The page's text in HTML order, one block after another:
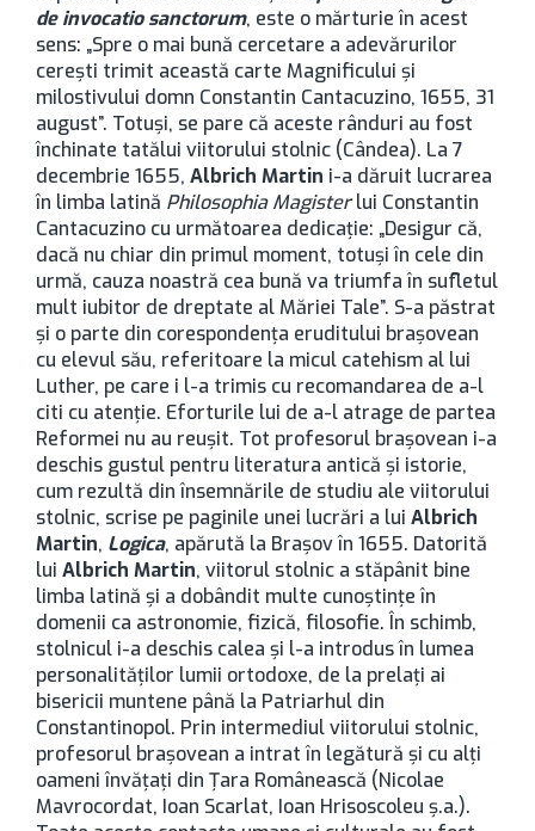
de invocatio sanctorum, este o mărturie în acest
sens: „Spre o mai bună cercetare a adevărurilor
cereşti trimit această carte Magnificului şi
milostivului domn Constantin Cantacuzino, 1655, 31
august”. Totuşi, se pare că aceste rânduri au fost
închinate tatălui viitorului stolnic (Cândea). La 7
decembrie 1655, Albrich Martin i-a dăruit lucrarea
în limba latină Philosophia Magisterlui Constantin
Cantacuzino cu următoarea dedicaţie: „Desigur că,
dacă nu chiar din primul moment, totuşi în cele din
urmă, cauza noastră cea bună va triumfa în sufletul
mult iubitor de dreptate al Măriei Tale”. S-a păstrat
şi o parte din corespondenţa eruditului braşovean
cu elevul său, referitoare la micul catehism al lui
Luther, pe care i l-a trimis cu recomandarea de a-l
citi cu atenţie. Eforturile lui de a-l atrage de partea
Reformei nu au reuşit. Tot profesorul braşovean i-a
deschis gustul pentru literatura antică şi istorie,
cum rezultă din însemnările de studiu ale viitorului
stolnic, scrise pe paginile unei lucrări a lui Albrich
Martin, Logica, apărută la Brașov în 1655. Datorită
lui Albrich Martin, viitorul stolnic a stăpânit bine
limba latină şi a dobândit multe cunoştinţe în
domenii ca astronomie, fizică, filosofie. În schimb,
stolnicul i-a deschis calea şi l-a introdus în lumea
personalităţilor lumii ortodoxe, de la prelaţi ai
bisericii muntene până la Patriarhul din
Constantinopol. Prin intermediul viitorului stolnic,
profesorul braşovean a intrat în legătură şi cu alţi
oameni învăţaţi din Ţara Românească (Nicolae
Mavrocordat, Ioan Scarlat, Ioan Hrisoscoleu ş.a.).